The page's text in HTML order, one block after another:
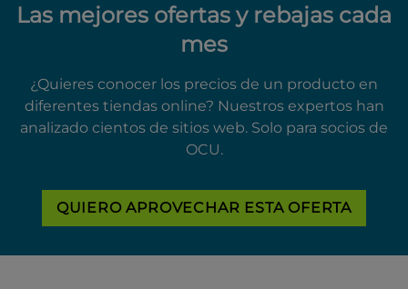
Las mejores ofertas y rebajas cada
mes
¿Quieres conocer los precios de un producto en
diferentes tiendas online? Nuestros expertos han
analizado cientos de sitios web. Solo para socios de
OCU.
QUIERO APROVECHAR ESTA OFERTA